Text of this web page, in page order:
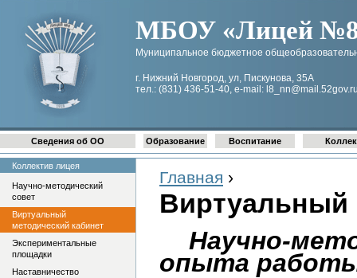
МБОУ «Лицей №8
Муниципальное бюджетное
г. Нижний Новгород, ул, Пискунова, 35А
тел.: (831) 436-51-40, e-mail:
Главная ›
Виртуальный
Научно-
опыта
Сведения об ОО Образование Воспитание
Коллектив лицея
Научно-методический
совет
Виртуальный
методический кабинет
Экспериментальные
площадки
Наставничество